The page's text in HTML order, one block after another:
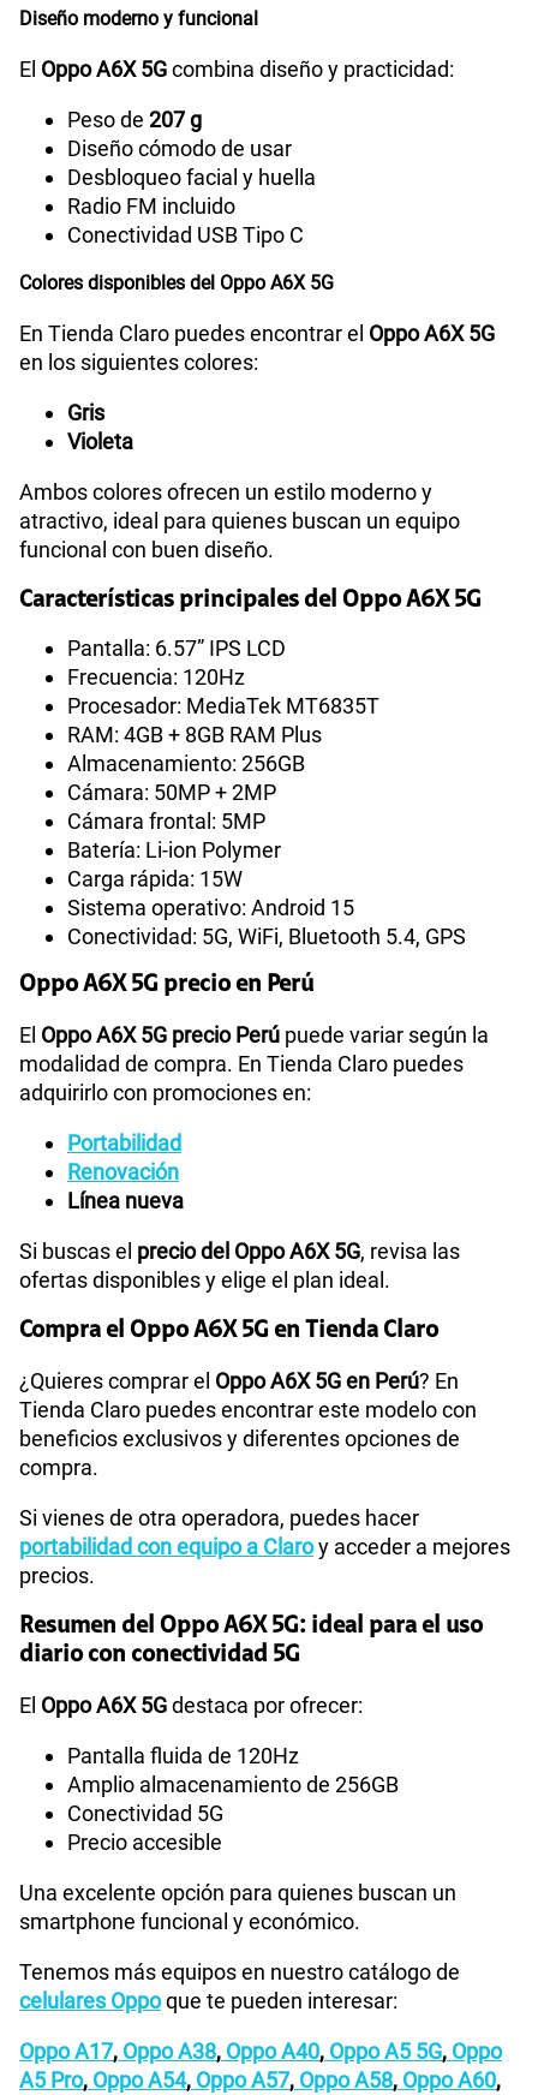
Diseño moderno y funcional
El Oppo A6X 5Gcombina diseño y practicidad:
Peso de 207 g
Diseño cómodo de usar
Desbloqueo facial y huella
Radio FM incluido
Conectividad USB Tipo C
Colores disponibles del Oppo A6X 5G
En Tienda Claro puedes encontrar el Oppo A6X 5G
en los siguientes colores:
Gris
Violeta
Ambos colores ofrecen un estilo moderno y
atractivo, ideal para quienes buscan un equipo
funcional con buen diseño.
Características principales del Oppo A6X 5G
Pantalla: 6.57” IPS LCD
Frecuencia: 120Hz
Procesador: MediaTek MT6835T
RAM: 4GB + 8GB RAM Plus
Almacenamiento: 256GB
Cámara: 50MP + 2MP
Cámara frontal: 5MP
Batería: Li-ion Polymer
Carga rápida: 15W
Sistema operativo: Android 15
Conectividad: 5G, WiFi, Bluetooth 5.4, GPS
Oppo A6X 5G precio en Perú
El Oppo A6X 5G precio Perú puede variar según la
modalidad de compra. En Tienda Claro puedes
adquirirlo con promociones en:
Portabilidad
Renovación
Línea nueva
Si buscas el precio del Oppo A6X 5G, revisa las
ofertas disponibles y elige el plan ideal.
Compra el Oppo A6X 5G en Tienda Claro
¿Quieres comprar el Oppo A6X 5G en Perú? En
Tienda Claro puedes encontrar este modelo con
beneficios exclusivos y diferentes opciones de
compra.
Si vienes de otra operadora, puedes hacer
portabilidad con equipo a Claroy acceder a mejores
precios.
Resumen del Oppo A6X 5G: ideal para el uso
diario con conectividad 5G
El Oppo A6X 5Gdestaca por ofrecer:
Pantalla fluida de 120Hz
Amplio almacenamiento de 256GB
Conectividad 5G
Precio accesible
Una excelente opción para quienes buscan un
smartphone funcional y económico.
Tenemos más equipos en nuestro catálogo de
celulares Oppoque te pueden interesar:
Oppo A17, Oppo A38, Oppo A40, Oppo A5 5G, Oppo
A5 Pro, Oppo A54, Oppo A57, Oppo A58, Oppo A60,